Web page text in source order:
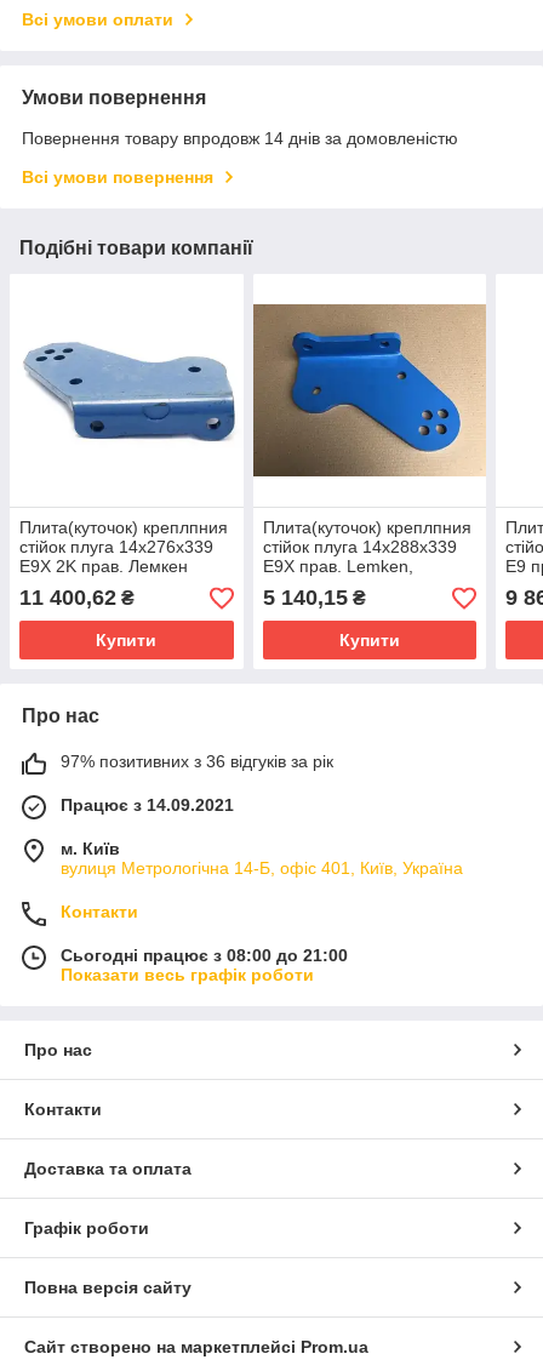
Всі умови оплати
Умови повернення
Повернення товару впродовж 14 днів за домовленістю
Всі умови повернення
Подібні товари компанії
Плита(куточок) креплпния
стійок плуга 14x276x339
E9X 2K прав. Лемкен
11 400,62 ₴
Купити
Плита(куточок) креплпния
стійок плуга 14x288x339
E9X прав. Lemken,
4022584
5 140,15₴
Купити
E9
9
Про нас
97% позитивних з 36 відгуків за рік
Працює з 14.09.2021
м. Київ
вулиця Метрологічна 14-Б, офіс 401, Київ, Україна
Контакти
Сьогодні працює з 08:00 до 21:00
Показати весь графік роботи
Про нас
Контакти
Доставка та оплата
Графік роботи
Повна версія сайту
Сайт створено на маркетплейсі Prom.ua